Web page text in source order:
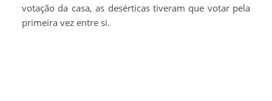
votação da casa, as desérticas tiveram que votar pela
primeira vez entre si.